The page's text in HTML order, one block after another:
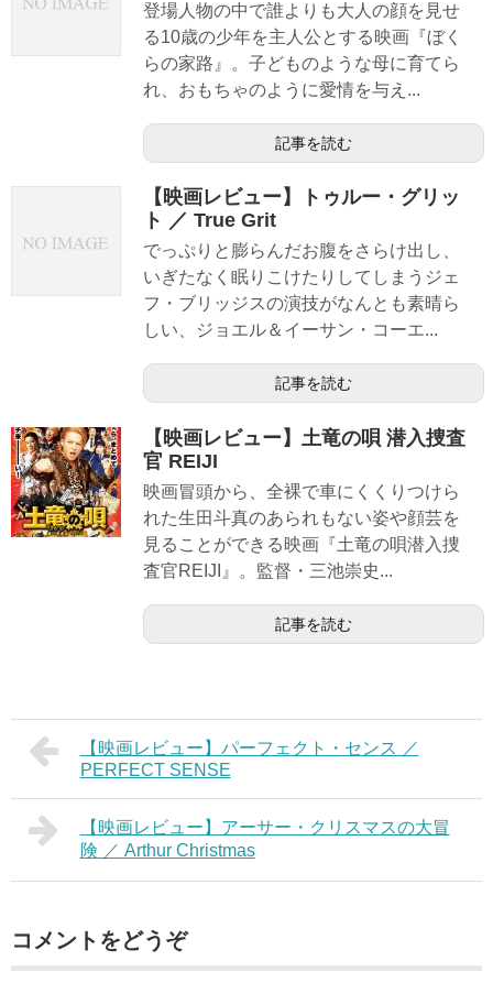
登場人物の中で誰よりも大人の顔を見せ
る10歳の少年を主人公とする映画『ぼく
らの家路』。子どものような母に育てら
れ、おもちゃのように愛情を与え...
記事を読む
【映画レビュー】トゥルー・グリッ
ト ／ True Grit
でっぷりと膨らんだお腹をさらけ出し、
いぎたなく眠りこけたりしてしまうジェ
フ・ブリッジスの演技がなんとも素晴ら
しい、ジョエル＆イーサン・コーエ...
記事を読む
【映画レビュー】土竜の唄 潜入捜査
官 REIJI
映画冒頭から、全裸で車にくくりつけら
れた生田斗真のあられもない姿や顔芸を
見ることができる映画『土竜の唄潜入捜
査官REIJI』。監督・三池崇史...
記事を読む
【映画レビュー】パーフェクト・センス ／
PERFECT SENSE
【映画レビュー】アーサー・クリスマスの大冒
険 ／ Arthur Christmas
コメントをどうぞ